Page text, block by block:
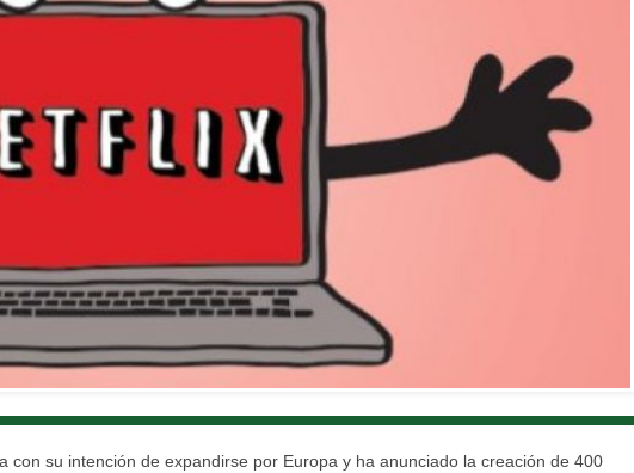
con su intención de expandirse por Europa y ha anunciado la creación de 400